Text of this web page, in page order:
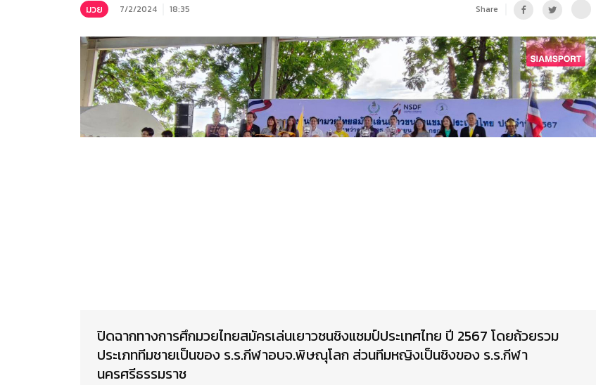
มวย 7/2/2024 18:35 Share
ปิดฉากทางการศึกมวยไทยสมัครเล่นเยาวชนชิงแชมป์ประเทศไทย ปี 2567 โดยถ้วยรวม
ประเภททีมชายเป็นของ ร.ร.กีฬาอบจ.พิษณุโลก ส่วนทีมหญิงเป็นชิงของ ร.ร.กีฬา
นครศรีธรรมราช